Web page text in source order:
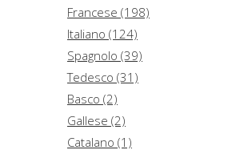
Francese (198)
Italiano (124)
Spagnolo (39)
Tedesco (31)
Basco (2)
Gallese (2)
Catalano (1)